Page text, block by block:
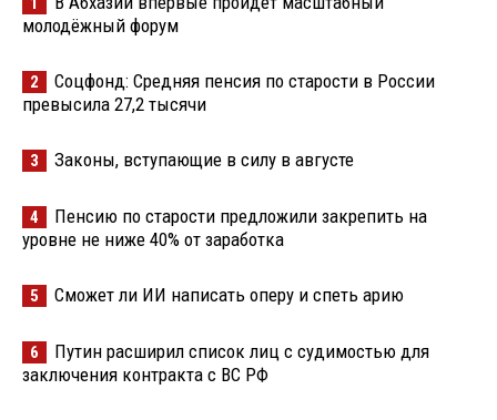
молодёжный форум
2
Соцфонд: Средняя пенсия по старости в России
превысила 27,2 тысячи
3 Законы, вступающие в силу в августе
4
Пенсию по старости предложили закрепить на
уровне не ниже 40% от заработка
5 Сможет ли ИИ написать оперу и спеть арию
6
Путин расширил список лиц с судимостью для
заключения контракта с ВС РФ